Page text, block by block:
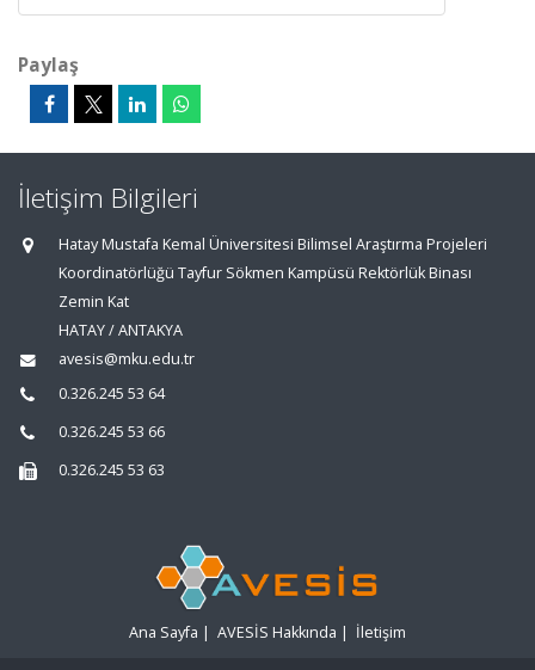
Paylaş
İletişim Bilgileri
Hatay Mustafa Kemal Üniversitesi Bilimsel Araştırma Projeleri
Koordinatörlüğü Tayfur Sökmen Kampüsü Rektörlük Binası
Zemin Kat
HATAY / ANTAKYA
avesis@mku.edu.tr
0.326.245 53 64
0.326.245 53 66
0.326.245 53 63
Ana Sayfa | AVESİS Hakkında | İletişim